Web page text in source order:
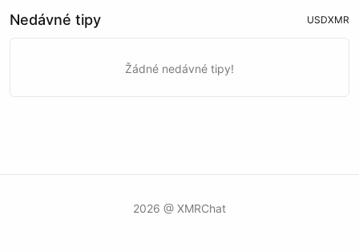
Nedávné tipy USDXMR
Žádné nedávné tipy!
2026 @ XMRChat